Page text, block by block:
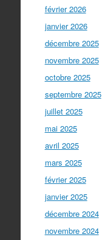
février 2026
janvier 2026
décembre 2025
novembre 2025
octobre 2025
septembre 2025
juillet 2025
mai 2025
avril 2025
mars 2025
février 2025
janvier 2025
décembre 2024
novembre 2024